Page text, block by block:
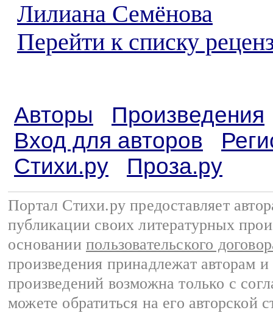
Лилиана Семёнова
Перейти к списку
Авторы
Произведения
Вход для авторов
Стихи.ру
Проза.ру
Портал Стихи.ру предоставляет
публикации своих литературных
основании пользовательского
произведения принадлежат авторам
произведений возможна только с
можете обратиться на его авторской